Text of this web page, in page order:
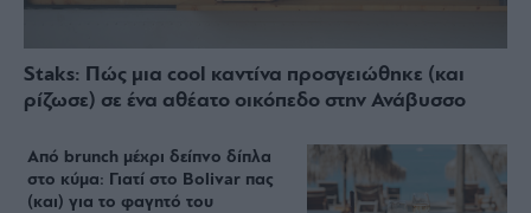
Staks: Πώς μια cool καντίνα προσγειώθηκε (και
ρίζωσε) σε ένα αθέατο οικόπεδο στην Ανάβυσσο
Από brunch μέχρι δείπνο δίπλα
στο κύμα: Γιατί στο Bolivar πας
(και) για το φαγητό του